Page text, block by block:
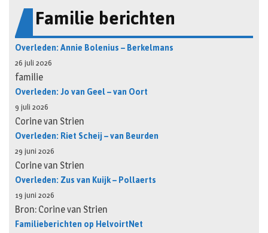
Familie berichten
Overleden: Annie Bolenius – Berkelmans
26 juli 2026
familie
Overleden: Jo van Geel – van Oort
9 juli 2026
Corine van Strien
Overleden: Riet Scheij – van Beurden
29 juni 2026
Corine van Strien
Overleden: Zus van Kuijk – Pollaerts
19 juni 2026
Bron: Corine van Strien
Familieberichten op HelvoirtNet